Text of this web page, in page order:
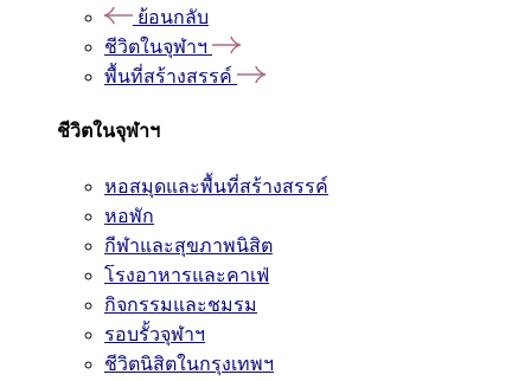
ย้อนกลับ
ชีวิตในจุฬาฯ
พื้นที่สร้างสรรค์
ชีวิตในจุฬาฯ
หอสมุดและพื้นที่สร้างสรรค์
หอพัก
กีฬาและสุขภาพนิสิต
โรงอาหารและคาเฟ่
กิจกรรมและชมรม
รอบรั้วจุฬาฯ
ชีวิตนิสิตในกรุงเทพฯ